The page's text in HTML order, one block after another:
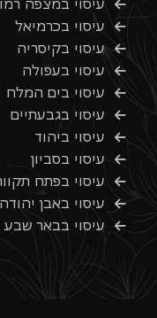
עיסוי במצפה
עיסוי בכרמיאל
עיסוי בקיסריה
עיסוי בעפולה
עיסוי בים המלח
עיסוי בגבעתיים
עיסוי ביהוד
עיסוי בסביון
עיסוי בפתח
עיסוי באבן יהודה
עיסוי בבאר שבע